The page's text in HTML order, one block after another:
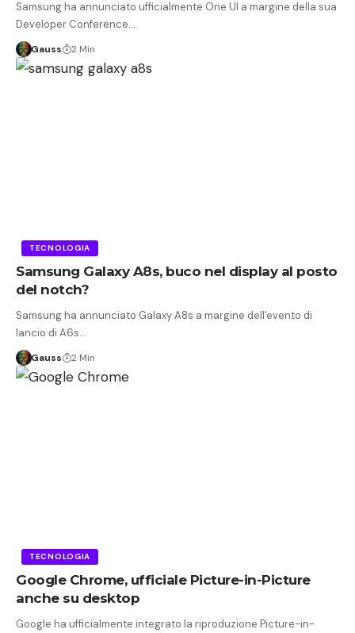
Samsung ha annunciato ufficialmente One UI a margine della sua
Developer Conference…
Gauss 2 Min
TECNOLOGIA
Samsung Galaxy A8s, buco nel display al posto
del notch?
Samsung ha annunciato Galaxy A8s a margine dell'evento di
lancio di A6s…
Gauss 2 Min
TECNOLOGIA
Google Chrome, ufficiale Picture-in-Picture
anche su desktop
Google ha ufficialmente integrato la riproduzione Picture-in-